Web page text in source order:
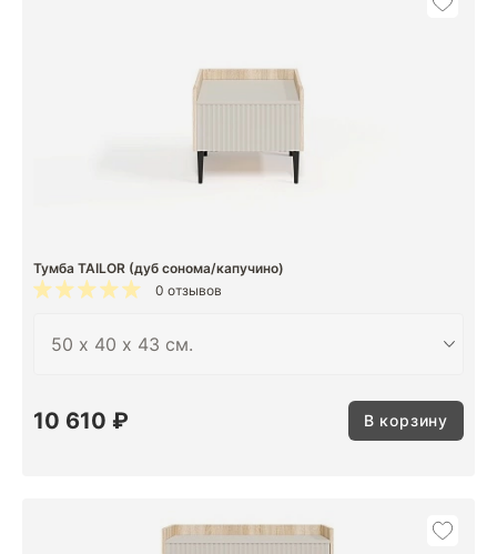
Тумба TAILOR (дуб сонома/капучино)
0 отзывов
10 610 ₽ В корзину